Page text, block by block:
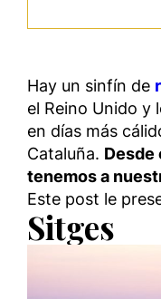
Hay un sinfín de
el Reino Unido y
en días más
Cataluña. Desde
tenemos a
Este post le
Sitges